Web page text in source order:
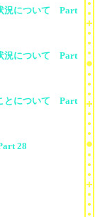
況について Part
況について Part
とについて Part
28